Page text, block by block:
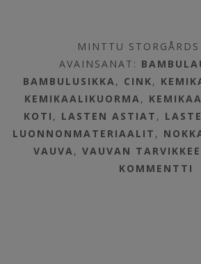
MINTTU
AVAINSANAT:
BAMBULUSIKKA , CINK,
KEMIKAALIKUORMA ,
KOTI , LASTEN ASTIAT ,
LUONNONMATERIAALIT ,
VAUVA ,VAUVAN
KOMMENTTI